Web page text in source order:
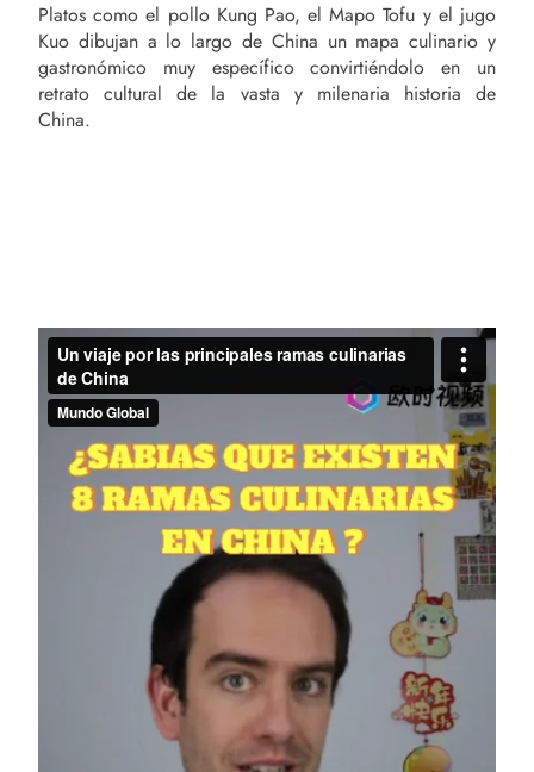
Platos como el pollo Kung Pao, el Mapo Tofu y el jugo
Kuo dibujan a lo largo de China un mapa culinario y
gastronómico muy específico convirtiéndolo en un
retrato cultural de la vasta y milenaria historia de
China.